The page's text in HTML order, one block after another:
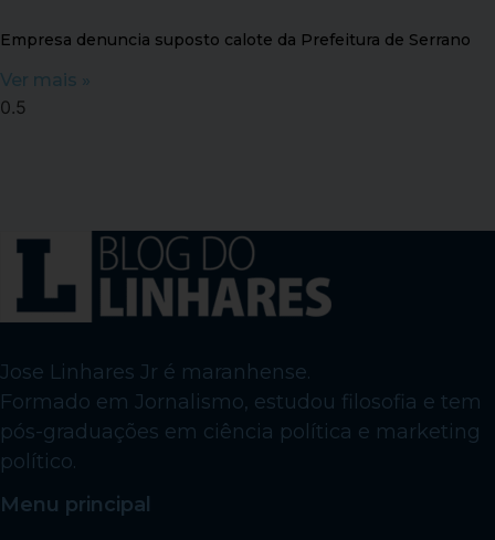
Empresa denuncia suposto calote da Prefeitura de Serrano
Ver mais »
Jose Linhares Jr é maranhense.
Formado em Jornalismo, estudou filosofia e tem
pós-graduações em ciência política e marketing
político.
Menu principal